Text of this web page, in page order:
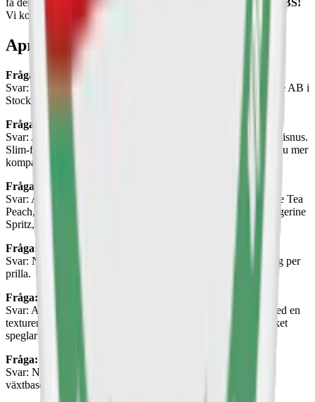
få det levererar: hem, till ett utlämningsställe eller till en box.
OBS!
Vi kontrollerar alltid ålder vid köp och leverans.
Après – frågor och svar
Fråga: Vad är Après?
Svar: Après är ett tobaksfritt vitt snus, skapat av Après Nicotine AB i
Stockholm. Varumärket grundades 2020.
Fråga: Vilka format finns Après snus i?
Svar: Après snus finns i två huvudsakliga format: slim och minisnus.
Slim-formatet är smalt och diskret, medan mini-formatet är ännu mer
kompakt.
Fråga: I vilka smaker finns Après?
Svar: Après finns i smakerna Appletini, Cactus Lime, Cola, Ice Tea
Peach, Lemon Curd, Menthol, Mint, Raspberry Liqorice, Tangerine
Spritz, och Very Berry.
Fråga: Hur starkt är Après snus?
Svar: Nikotinstyrkan hos Après varierar från 3,2 mg till 8,3 mg per
prilla.
Fråga: Vad gör designen hos Après unik?
Svar: Après-dosorna har en minimalistisk och sober design med en
texturerad yta och är tillverkade av växtbaserade material, vilket
speglar varumärkets engagemang för hållbarhet.
Fråga: Innehåller Après snus tobak?
Svar: Nej, Après snus är helt tobaksfritt och tillverkat av
växtbaserade material.